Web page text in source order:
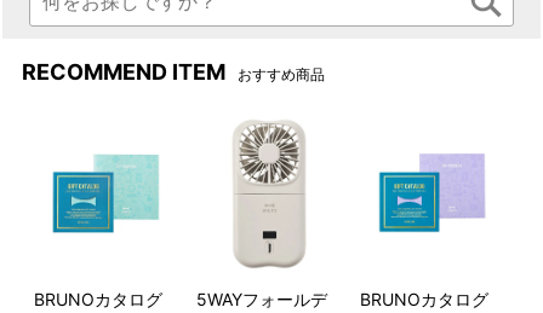
RECOMMEND ITEM おすすめ商品
BRUNOカタログ
5WAYフォールデ
BRUNOカタログ